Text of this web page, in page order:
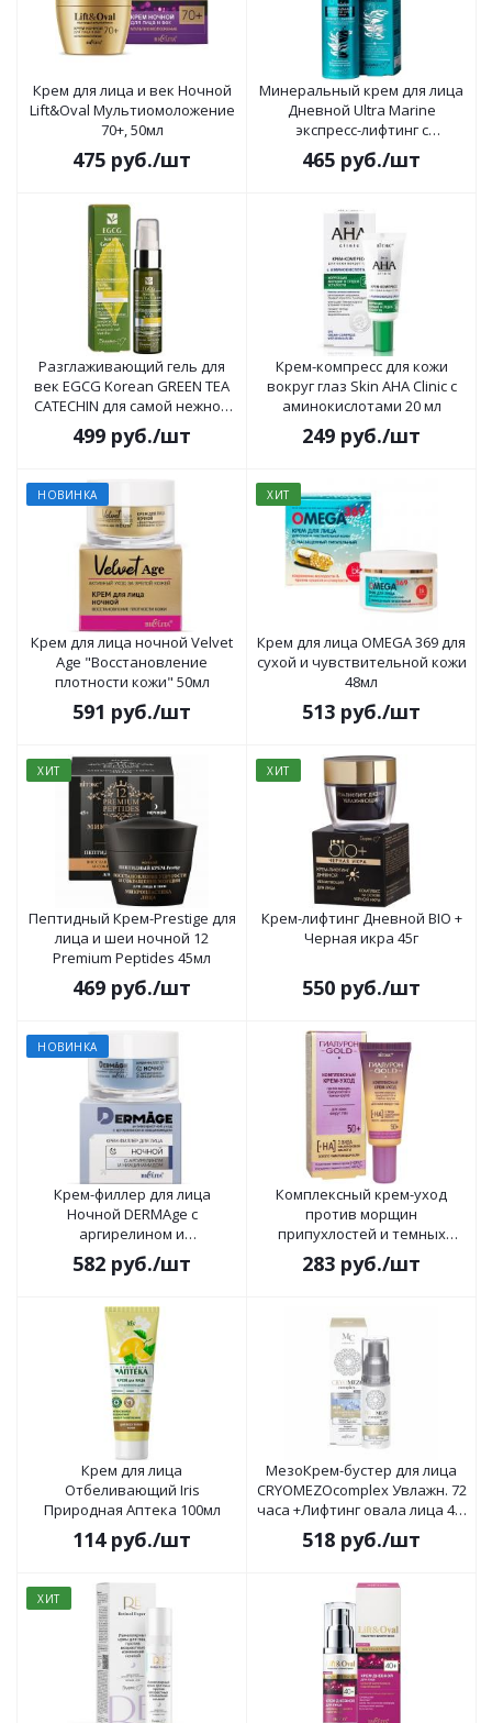
Крем для лица и век Ночной
Lift&Oval Мультиомоложение
70+, 50мл
475 руб./шт
Минеральный крем для лица
Дневной Ultra Marinе
экспресс-лифтинг с
экстрактом водорослей и
черной икры 50г
465 руб./шт
Разглаживающий гель для
век EGCG Korean GREEN TEA
CATECHIN для самой нежной
кожи 30 мл
499 руб./шт
Крем-компресс для кожи
вокруг глаз Skin AHA Clinic с
аминокислотами 20 мл
249 руб./шт
НОВИНКА
Крем для лица ночной Velvet
Age "Восстановление
плотности кожи" 50мл
591 руб./шт
ХИТ
Крем для лица OMEGA 369 для
сухой и чувствительной кожи
48мл
513 руб./шт
ХИТ
Пептидный Крем-Prestige для
лица и шеи ночной 12
Premium Peptides 45мл
469 руб./шт
ХИТ
Крем-лифтинг Дневной BIO +
Черная икра 45г
550 руб./шт
НОВИНКА
Крем-филлер для лица
Ночной DERMAge с
аргирелином и
ниацинамидом 50мл
582 руб./шт
Комплексный крем-уход
против морщин
припухлостей и темных
кругов для кожи вокруг глаз
50+ Гиалурон GOLD 20мл
283 руб./шт
Крем для лица
Отбеливающий Iris
Природная Аптека 100мл
114руб./шт
МезоКрем-бустер для лица
CRYOMEZOcomplex Увлажн. 72
часа +Лифтинг овала лица 40-
50 лет 50мл
518 руб./шт
ХИТ